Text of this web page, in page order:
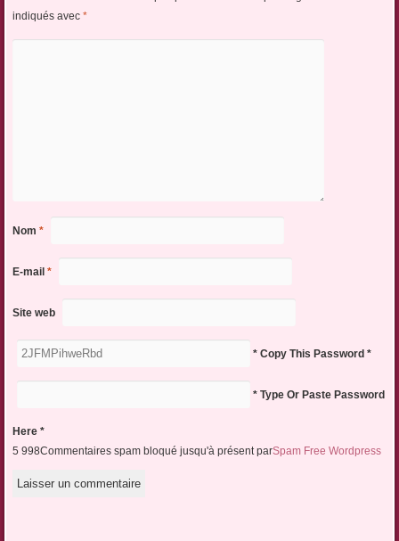
indiqués avec *
Nom *
E-mail *
Site web
* Copy This Password *
* Type Or Paste Password
Here *
5 998Commentaires spam bloqué jusqu'à présent parSpam Free Wordpress